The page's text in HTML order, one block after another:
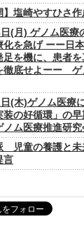
】塩崎やすひさ
(月) ゲノム医療
化を急げ ーー日
足を機に、患者
徹底せよーー ゲ
(木)ゲノム医療
装の好循環」の
ム医療推進研究
児童の養護と未